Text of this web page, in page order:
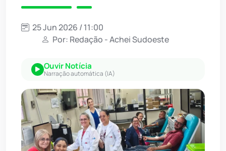
25 Jun 2026 / 11:00
Por: Redação - Achei Sudoeste
Ouvir Notícia
Narração automática (IA)